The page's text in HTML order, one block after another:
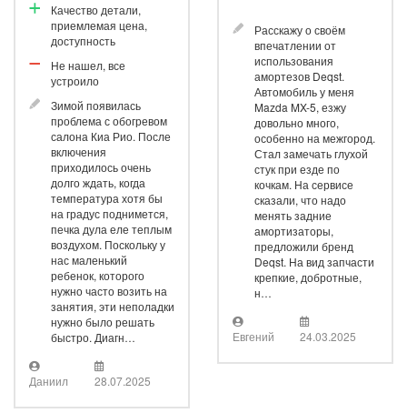
Качество детали,
приемлемая цена,
доступность
Не нашел, все
устроило
Зимой появилась
проблема с обогревом
салона Киа Рио. После
включения
приходилось очень
долго ждать, когда
температура хотя бы
на градус поднимется,
печка дула еле теплым
воздухом. Поскольку у
нас маленький
ребенок, которого
нужно часто возить на
занятия, эти неполадки
нужно было решать
быстро. Диагн…
Даниил 28.07.2025
Расскажу о своём
впечатлении от
использования
амортезов Deqst.
Автомобиль у меня
Mazda MX-5, езжу
довольно много,
особенно на межгород.
Стал замечать глухой
стук при езде по
кочкам. На сервисе
сказали, что надо
менять задние
амортизаторы,
предложили бренд
Deqst. На вид запчасти
крепкие, добротные,
н…
Евгений 24.03.2025